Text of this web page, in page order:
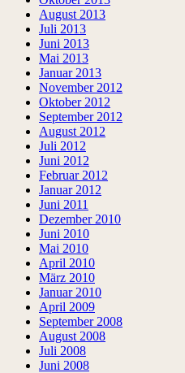
August 2013
Juli 2013
Juni 2013
Mai 2013
Januar 2013
November 2012
Oktober 2012
September 2012
August 2012
Juli 2012
Juni 2012
Februar 2012
Januar 2012
Juni 2011
Dezember 2010
Juni 2010
Mai 2010
April 2010
März 2010
Januar 2010
April 2009
September 2008
August 2008
Juli 2008
Juni 2008